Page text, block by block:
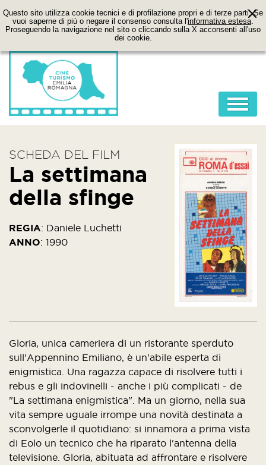
Questo sito utilizza cookie tecnici e di profilazione propri e di terze parti. Se
vuoi saperne di più o negare il consenso consulta l'informativa estesa.
Proseguendo la navigazione nel sito o cliccando sulla X acconsenti all'uso
dei cookie.
ABOUT
FILM
LOCATION
SCHEDA DEL FILM
La settimana
della sfinge
REGIA: Daniele Luchetti
ANNO: 1990
Gloria, unica cameriera di un ristorante sperduto
sull'Appennino Emiliano, è un'abile esperta di
enigmistica. Una ragazza capace di risolvere tutti i
rebus e gli indovinelli - anche i più complicati - de
"La settimana enigmistica". Ma un giorno, nella sua
vita sempre uguale irrompe una novità destinata a
sconvolgerle il quotidiano: si innamora a prima vista
di Eolo un tecnico che ha riparato l'antenna della
televisione. Gloria, abituata ad affrontare e risolvere